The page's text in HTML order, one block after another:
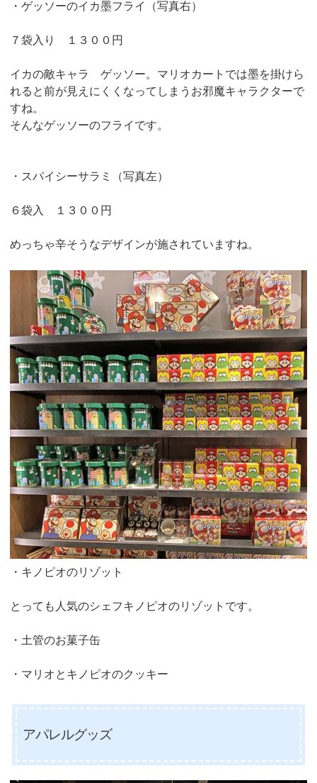
・ゲッソーのイカ墨フライ（写真右）
７袋入り １３００円
イカの敵キャラ ゲッソー。マリオカートでは墨を掛けら
れると前が見えにくくなってしまうお邪魔キャラクターで
すね。
そんなゲッソーのフライです。
・スパイシーサラミ（写真左）
６袋入 １３００円
めっちゃ辛そうなデザインが施されていますね。
・キノピオのリゾット
とっても人気のシェフキノピオのリゾットです。
・土管のお菓子缶
・マリオとキノピオのクッキー
アパレルグッズ